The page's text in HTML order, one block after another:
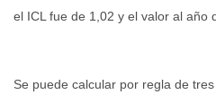
el ICL fue de 1,02 y el valor al año
Se puede calcular por regla de